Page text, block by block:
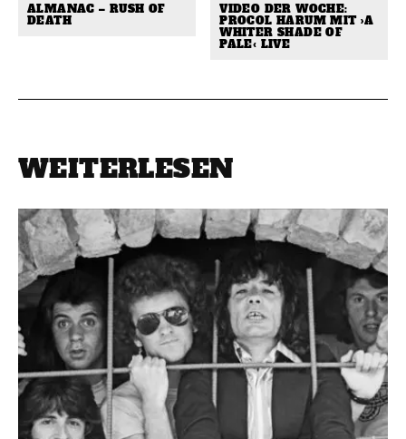
ALMANAC – RUSH OF
DEATH
VIDEO DER WOCHE:
PROCOL HARUM MIT ›A
WHITER SHADE OF
PALE‹ LIVE
WEITERLESEN